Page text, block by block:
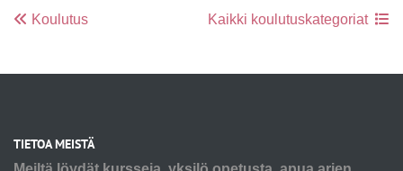
Koulutus Kaikki koulutuskategoriat
TIETOA MEISTÄ